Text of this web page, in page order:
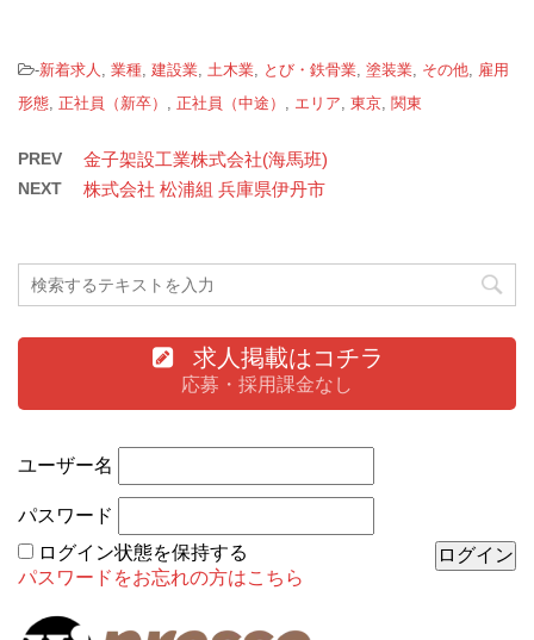
-新着求人 業種 建設業 土木業 とび・鉄骨業 塗装業 その他
雇用
形態 正社員（新卒） 正社員（中途） エリア 東京 関東
PREV 金子架設工業株式会社(海馬班)
NEXT 株式会社 松浦組 兵庫県伊丹市
求人掲載はコチラ
応募・採用課金なし
ユーザー名
パスワード
ログイン状態を保持する
パスワードをお忘れの方はこちら